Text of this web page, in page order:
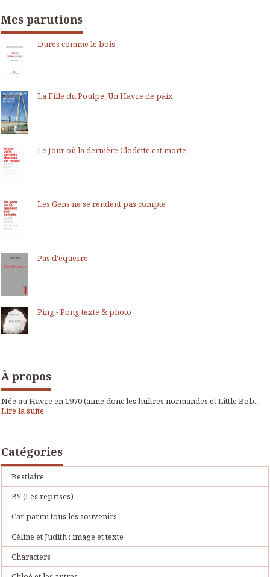
Mes parutions
Dures comme le bois
La Fille du Poulpe, Un Havre de paix
Le Jour où la dernière Clodette est morte
Les Gens ne se rendent pas compte
Pas d'équerre
Ping - Pong texte & photo
À propos
Née au Havre en 1970 (aime donc les huîtres normandes et Little Bob...
Lire la suite
Catégories
Bestiaire
BY (Les reprises)
Car parmi tous les souvenirs
Céline et Judith : image et texte
Characters